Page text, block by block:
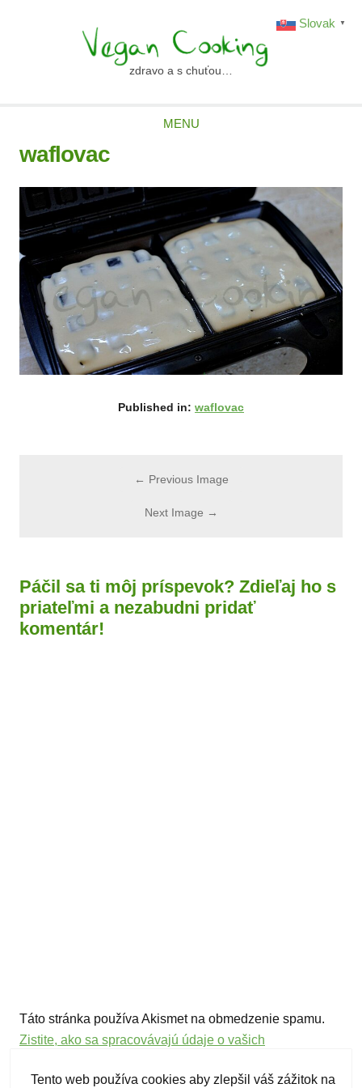
vegancooking.skzdravo a s chuťou…
MENU
waflovac
Published in: waflovac
← Previous Image
Next Image →
Páčil sa ti môj príspevok? Zdieľaj ho s
priateľmi a nezabudni pridať
komentár!
Táto stránka používa Akismet na obmedzenie spamu.
Zistite, ako sa spracovávajú údaje o vašich
Slovak ▼
Tento web používa cookies aby zlepšil váš zážitok na